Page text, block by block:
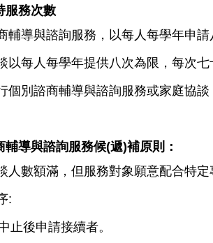
服務次數
輔導與諮詢服務，以每人每學年申
以每人每學年提供八次為限，每次
個別諮商輔導與諮詢服務或家庭協談
輔導與諮詢服務候(遞)補原則：
人數額滿，但服務對象願意配合特
:
止後申請接續者。